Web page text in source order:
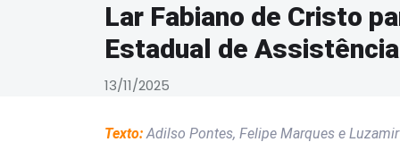
Lar Fabiano de Cristo
Estadual de
13/11/2025
Texto:Adilso Pontes, Felipe Marques e